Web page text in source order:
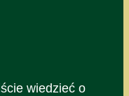
wiedzieć o